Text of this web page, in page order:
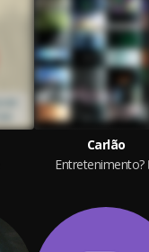
Carlão
Entretenimento?